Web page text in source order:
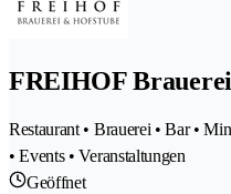
FREIHOF
Restaurant • Brauerei • Bar •
• Events • Veranstaltungen
Geöffnet